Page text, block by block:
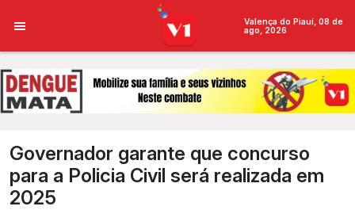
Valença do Piauí, 08 de
ago, 2026
Governador garante que concurso
para a Policia Civil será realizada em
2025